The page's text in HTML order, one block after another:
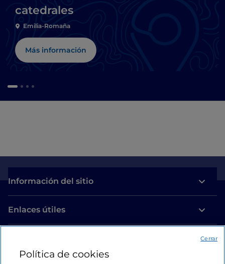
catedrales
Emilia-Romaña
Más información
Información del sitio
Enlaces útiles
Estamos en contacto
Política de cookies
Cerrar